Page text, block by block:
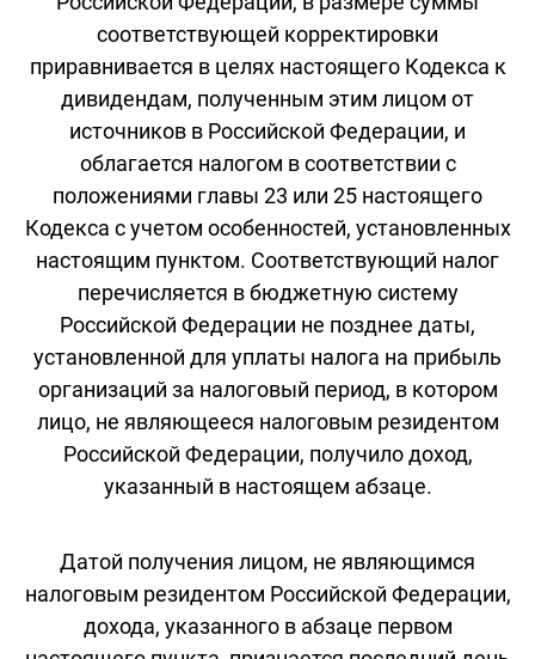
соответствующей корректировки
приравнивается в целях настоящего Кодекса к
дивидендам, полученным этим лицом от
источников в Российской Федерации, и
облагается налогом в соответствии с
положениями главы 23 или 25 настоящего
Кодекса с учетом особенностей, установленных
настоящим пунктом. Соответствующий налог
перечисляется в бюджетную систему
Российской Федерации не позднее даты,
установленной для уплаты налога на прибыль
организаций за налоговый период, в котором
лицо, не являющееся налоговым резидентом
Российской Федерации, получило доход,
указанный в настоящем абзаце.
Датой получения лицом, не являющимся
налоговым резидентом Российской Федерации,
дохода, указанного в абзаце первом